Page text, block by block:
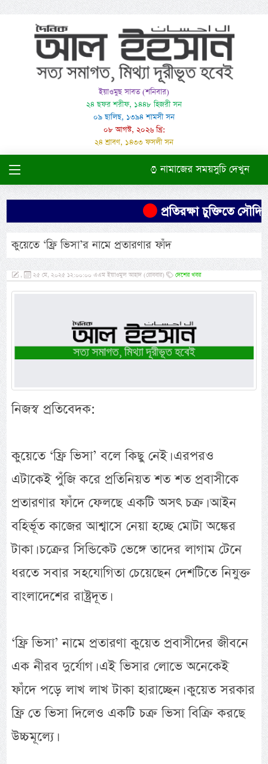
ইয়াওমুছ সাবত (শনিবার)
২৪ ছফর শরীফ, ১৪৪৮ হিজরী সন
০৯ ছালিছ, ১৩৯৪ শামসী সন
০৮ আগস্ট, ২০২৬ খ্রি:
২৪ শ্রাবণ, ১৪৩৩ ফসলী সন
নামাজের সময়সুচি দেখুন
প্রতিরক্ষা চুক্তিতে সৌদির
কুয়েতে ‘ফ্রি ভিসা’র নামে প্রতারণার ফাঁদ
, ২৫ মে, ২০২৫ ১২:০০:০০ এএম ইয়াওমুল আহাদ (রোববার) দেশের খবর
নিজস্ব প্রতিবেদক:
কুয়েতে ‘ফ্রি ভিসা’ বলে কিছু নেই। এরপরও
এটাকেই পুঁজি করে প্রতিনিয়ত শত শত প্রবাসীকে
প্রতারণার ফাঁদে ফেলছে একটি অসৎ চক্র। আইন
বহির্ভূত কাজের আশ্বাসে নেয়া হচ্ছে মোটা অঙ্কের
টাকা। চক্রের সিন্ডিকেট ভেঙ্গে তাদের লাগাম টেনে
ধরতে সবার সহযোগিতা চেয়েছেন দেশটিতে নিযুক্ত
বাংলাদেশের রাষ্ট্রদূত।
‘ফ্রি ভিসা’ নামে প্রতারণা কুয়েত প্রবাসীদের জীবনে
এক নীরব দুর্যোগ। এই ভিসার লোভে অনেকেই
ফাঁদে পড়ে লাখ লাখ টাকা হারাচ্ছেন। কুয়েত সরকার
ফ্রি তে ভিসা দিলেও একটি চক্র ভিসা বিক্রি করছে
উচ্চমূল্যে।